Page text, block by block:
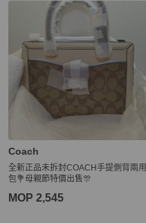
Coach
全新正品未拆封COACH手提側背兩用
包💐母親節特價出售🎊
MOP 2,545